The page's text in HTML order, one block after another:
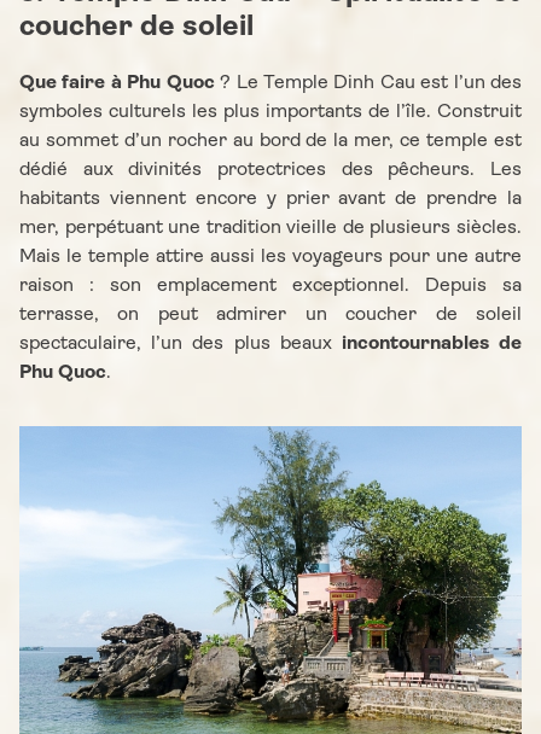
coucher de soleil
Que faire à Phu Quoc ? Le Temple Dinh Cau est l’un des
symboles culturels les plus importants de l’île. Construit
au sommet d’un rocher au bord de la mer, ce temple est
dédié aux divinités protectrices des pêcheurs. Les
habitants viennent encore y prier avant de prendre la
mer, perpétuant une tradition vieille de plusieurs siècles.
Mais le temple attire aussi les voyageurs pour une autre
raison : son emplacement exceptionnel. Depuis sa
terrasse, on peut admirer un coucher de soleil
spectaculaire, l’un des plus beauxincontournables de
Phu Quoc.